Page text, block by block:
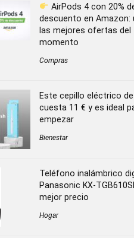
AirPods 4 con 20%
descuento en Amazon:
las mejores ofertas del
momento
Compras
Este cepillo eléctrico
cuesta 11 € y es ideal
empezar
Bienestar
Teléfono inalámbrico
Panasonic KX-
mejor precio
Hogar